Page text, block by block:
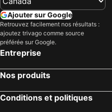
Ajouter sur Google
Retrouvez facilement nos résultats :
ajoutez trivago comme source
préférée sur Google.
Entreprise
Nos produits
Conditions et politiques